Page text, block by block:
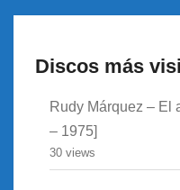
Discos más
Rudy Márquez – El
– 1975]
30 views